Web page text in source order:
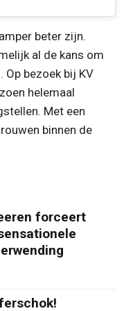
beter zijn.
al de kans om
bezoek bij KV
helemaal
Met een
binnen de
forceert